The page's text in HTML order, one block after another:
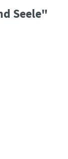
Seele"